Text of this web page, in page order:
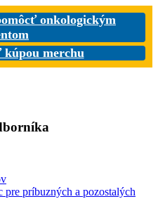
onkologickým
kúpou merchu
pre príbuzných a pozostalých